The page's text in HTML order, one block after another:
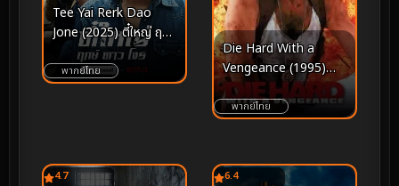
Tee Yai Rerk Dao
Jone (2025) ตี๋ใหญ่ ฤกษ์
ดาว โจร
พากย์ไทย
Die Hard With a
Vengeance (1995)
ดาย ฮาร์ด 3 แค้นได้ก็
ตายยาก
พากย์ไทย
4.7 6.4